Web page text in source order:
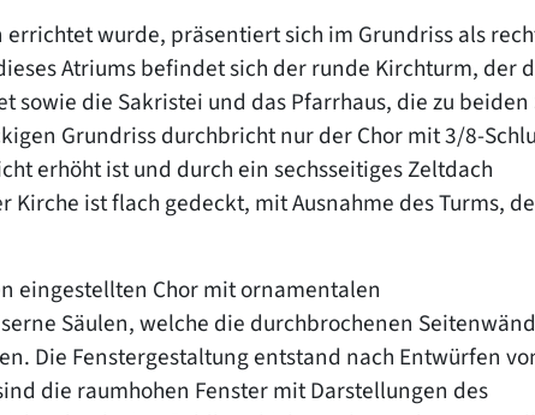
wurde, präsentiert sich im Grundriss als
Atriums befindet sich der runde Kirchturm, der
die Sakristei und das Pfarrhaus, die zu beiden
Grundriss durchbricht nur der Chor mit 3/8-
erhöht ist und durch ein sechsseitiges Zeltdach
Kirche ist flach gedeckt, mit Ausnahme des Turms,
eingestellten Chor mit ornamentalen
Säulen, welche die durchbrochenen
Die Fenstergestaltung entstand nach Entwürfen
die raumhohen Fenster mit Darstellungen des